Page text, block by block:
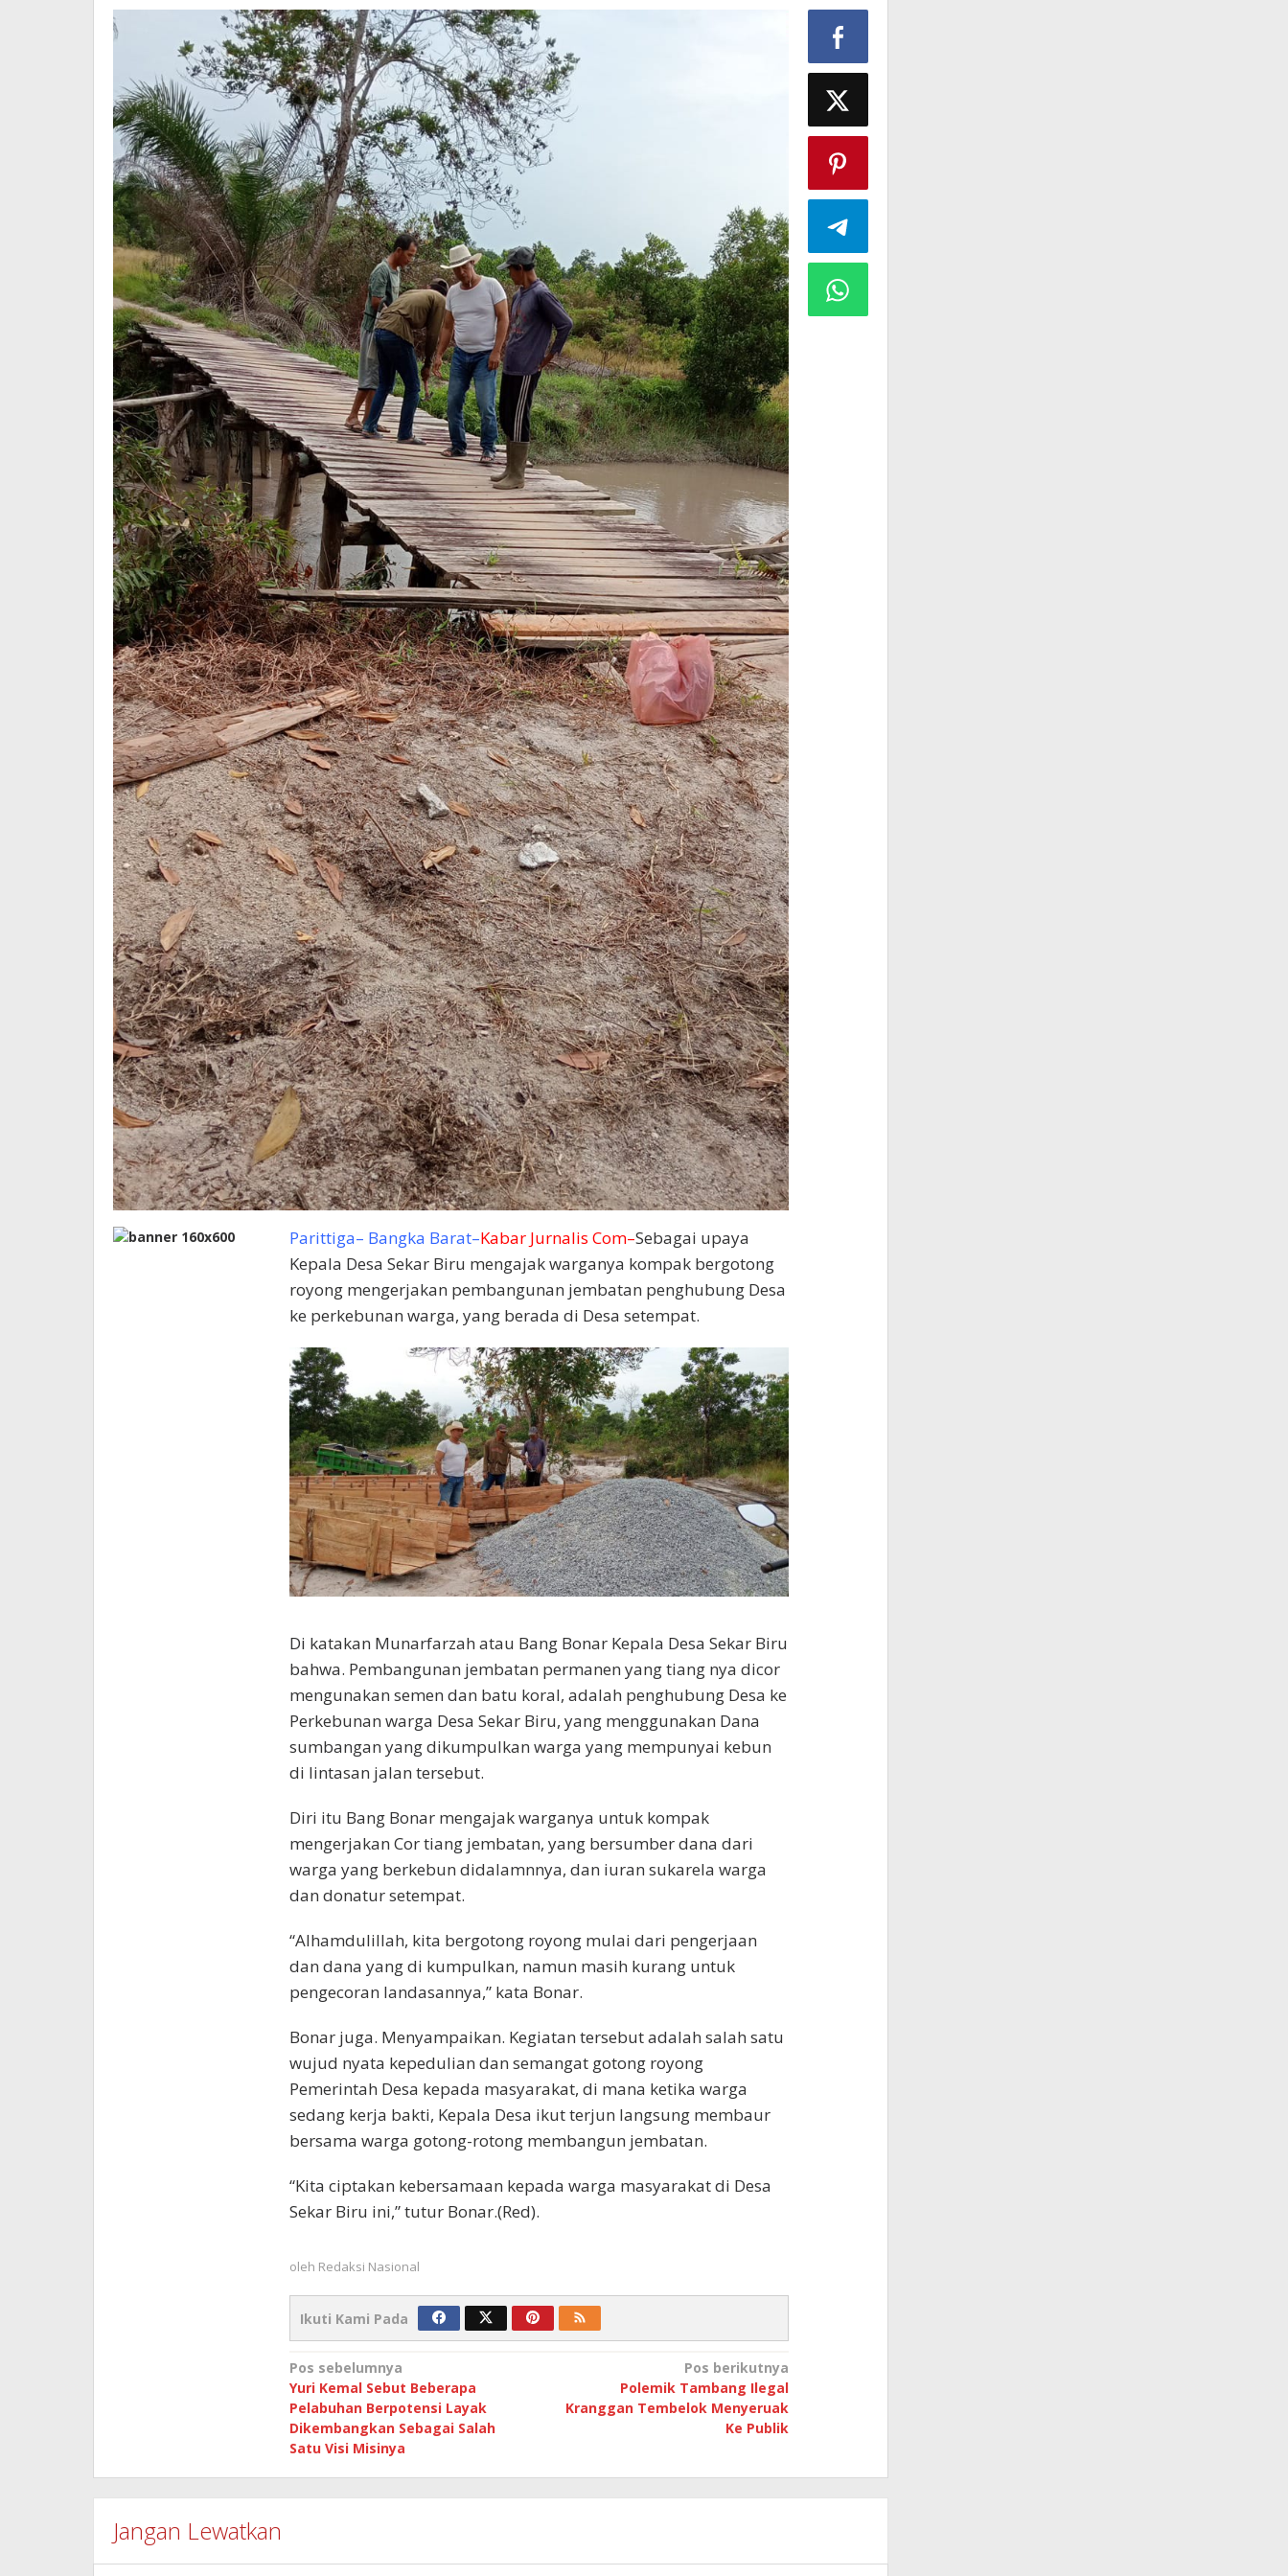
Parittiga– Bangka Barat–Kabar Jurnalis Com–Sebagai upaya
Kepala Desa Sekar Biru mengajak warganya kompak bergotong
royong mengerjakan pembangunan jembatan penghubung Desa
ke perkebunan warga, yang berada di Desa setempat.
Di katakan Munarfarzah atau Bang Bonar Kepala Desa Sekar Biru
bahwa. Pembangunan jembatan permanen yang tiang nya dicor
mengunakan semen dan batu koral, adalah penghubung Desa ke
Perkebunan warga Desa Sekar Biru, yang menggunakan Dana
sumbangan yang dikumpulkan warga yang mempunyai kebun
di lintasan jalan tersebut.
Diri itu Bang Bonar mengajak warganya untuk kompak
mengerjakan Cor tiang jembatan, yang bersumber dana dari
warga yang berkebun didalamnnya, dan iuran sukarela warga
dan donatur setempat.
“Alhamdulillah, kita bergotong royong mulai dari pengerjaan
dan dana yang di kumpulkan, namun masih kurang untuk
pengecoran landasannya,” kata Bonar.
Bonar juga. Menyampaikan. Kegiatan tersebut adalah salah satu
wujud nyata kepedulian dan semangat gotong royong
Pemerintah Desa kepada masyarakat, di mana ketika warga
sedang kerja bakti, Kepala Desa ikut terjun langsung membaur
bersama warga gotong-rotong membangun jembatan.
“Kita ciptakan kebersamaan kepada warga masyarakat di Desa
Sekar Biru ini,” tutur Bonar.(Red).
oleh Redaksi Nasional
Ikuti Kami Pada
Navigasi
pos
Pos sebelumnya
Yuri Kemal Sebut Beberapa
Pelabuhan Berpotensi Layak
Dikembangkan Sebagai Salah
Satu Visi Misinya
Pos berikutnya
Polemik Tambang Ilegal
Kranggan Tembelok Menyeruak
Ke Publik
Jangan Lewatkan